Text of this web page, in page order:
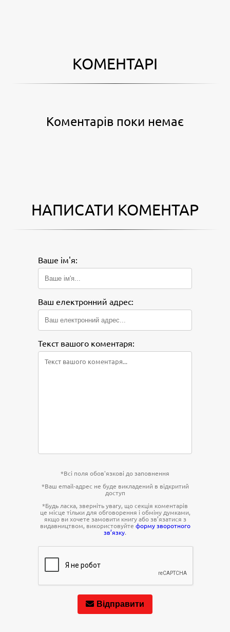
КОМЕНТАРІ
Коментарів поки немає
НАПИСАТИ КОМЕНТАР
Ваше ім'я:
Ваш електронний адрес:
Текст вашого коментаря:
*Всі поля обов'язкові до заповнення
*Ваш email-адрес не буде викладений в відкритий
доступ
*Будь ласка, зверніть увагу, що секція коментарів
це місце тільки для обговорення і обміну думками,
якщо ви хочете замовити книгу або зв’язатися з
видавництвом, використовуйте форму зворотного
зв’язку.
Відправити